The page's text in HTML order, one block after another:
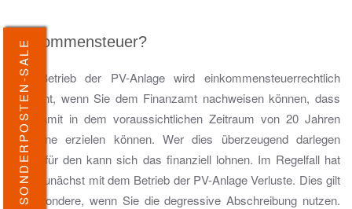
SONDERPOSTEN-SALE
Einkommensteuer?
Der Betrieb der PV-Anlage wird einkommensteuerrechtlich
relevant, wenn Sie dem Finanzamt nachweisen können, dass
Sie damit in dem voraussichtlichen Zeitraum von 20 Jahren
Gewinne erzielen können. Wer dies überzeugend darlegen
kann, für den kann sich das finanziell lohnen. Im Regelfall hat
man zunächst mit dem Betrieb der PV-Anlage Verluste. Dies gilt
insbesondere, wenn Sie die degressive Abschreibung nutzen.